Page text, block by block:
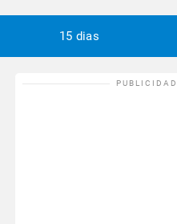
15 dias